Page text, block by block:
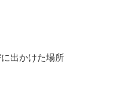
出かけた場所